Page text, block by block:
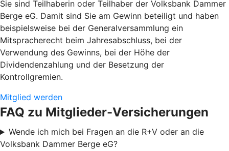
Sie sind Teilhaberin oder Teilhaber der Volksbank Dammer
Berge eG. Damit sind Sie am Gewinn beteiligt und haben
beispielsweise bei der Generalversammlung ein
Mitspracherecht beim Jahresabschluss, bei der
Verwendung des Gewinns, bei der Höhe der
Dividendenzahlung und der Besetzung der
Kontrollgremien.
Mitglied werden
FAQ zu Mitglieder-Versicherungen
Wende ich mich bei Fragen an die R+V oder an die
Volksbank Dammer Berge eG?